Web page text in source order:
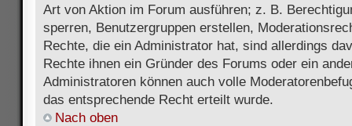
Art von Aktion im Forum ausführen; z. B.
sperren, Benutzergruppen erstellen,
Rechte, die ein Administrator hat, sind allerdings
Rechte ihnen ein Gründer des Forums oder ein
Administratoren können auch volle
das entsprechende Recht erteilt wurde.
Nach oben